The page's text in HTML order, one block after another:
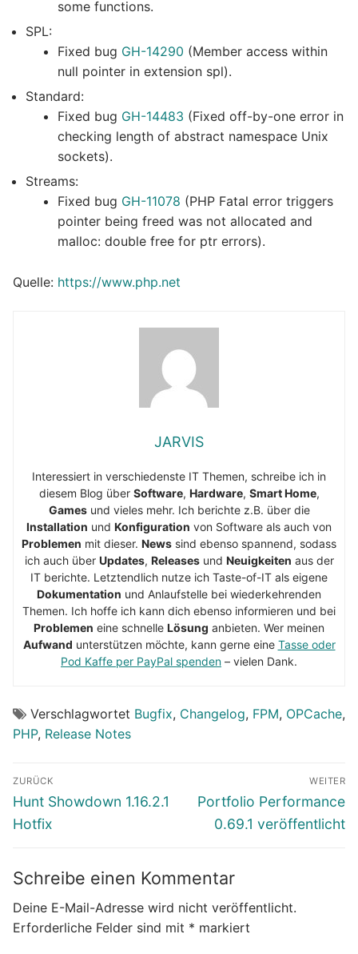
some functions.
SPL:
Fixed bug GH-14290 (Member access within
null pointer in extension spl).
Standard:
Fixed bug GH-14483 (Fixed off-by-one error in
checking length of abstract namespace Unix
sockets).
Streams:
Fixed bug GH-11078 (PHP Fatal error triggers
pointer being freed was not allocated and
malloc: double free for ptr errors).
Quelle: https://www.php.net
JARVIS
Interessiert in verschiedenste IT Themen, schreibe ich in
diesem Blog über Software, Hardware, Smart Home,
Gamesund vieles mehr. Ich berichte z.B. über die
Installation und Konfiguration von Software als auch von
Problemen mit dieser. News sind ebenso spannend, sodass
ich auch über Updates, Releasesund Neuigkeiten aus der
IT berichte. Letztendlich nutze ich Taste-of-IT als eigene
Dokumentation und Anlaufstelle bei wiederkehrenden
Themen. Ich hoffe ich kann dich ebenso informieren und bei
Problemen eine schnelle Lösung anbieten. Wer meinen
Aufwand unterstützen möchte, kann gerne eine Tasse oder
Pod Kaffe per PayPal spenden – vielen Dank.
Verschlagwortet Bugfix, Changelog, FPM, OPCache,
PHP, Release Notes
Beitragsnavigation
ZURÜCK
Vorheriger
Beitrag:
Hunt Showdown 1.16.2.1
Hotfix
WEITER
Nächster
Beitrag:
Portfolio Performance
0.69.1 veröffentlicht
Schreibe einen Kommentar
Deine E-Mail-Adresse wird nicht veröffentlicht.
Erforderliche Felder sind mit * markiert